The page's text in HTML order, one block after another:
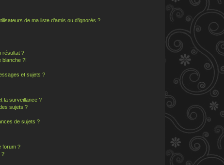
de ma liste d’amis ou d’ignorés ?
résultat ?
blanche ?!
et sujets ?
la surveillance ?
sujets ?
de sujets ?
forum ?
?